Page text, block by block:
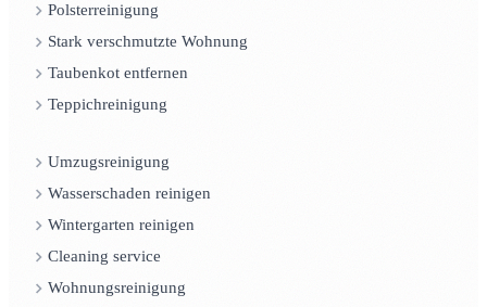
Polsterreinigung
Stark verschmutzte Wohnung
Taubenkot entfernen
Teppichreinigung
Umzugsreinigung
Wasserschaden reinigen
Wintergarten reinigen
Cleaning service
Wohnungsreinigung